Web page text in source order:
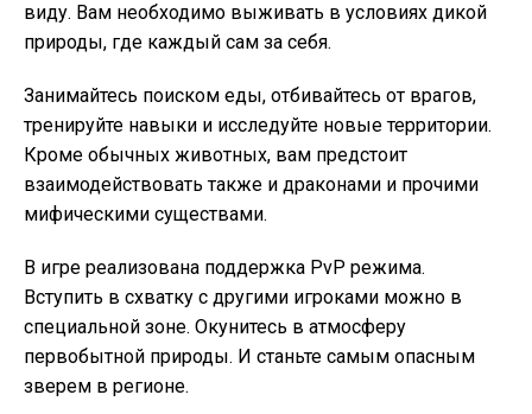
виду. Вам необходимо выживать в условиях дикой
природы, где каждый сам за себя.
Занимайтесь поиском еды, отбивайтесь от врагов,
тренируйте навыки и исследуйте новые территории.
Кроме обычных животных, вам предстоит
взаимодействовать также и драконами и прочими
мифическими существами.
В игре реализована поддержка PvP режима.
Вступить в схватку с другими игроками можно в
специальной зоне. Окунитесь в атмосферу
первобытной природы. И станьте самым опасным
зверем в регионе.